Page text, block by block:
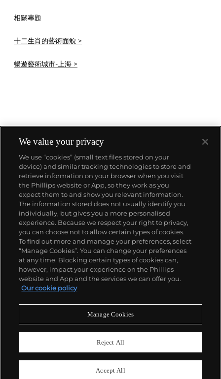
相關專題
十二生肖的藝術面貌 >
暢遊藝術城市-上海 >
關於我們
富藝斯服務
政策
精彩一刻 不容錯過
We value your privacy
We use “cookies” (small text files stored on your
device) and similar tracking technologies to store and
retrieve information on your browser when you visit
the Phillips website or App, so they work as you
expect them to and show you relevant information.
The information stored does not usually identify you
individually, but gives you a more personalised
experience. Because we respect your right to privacy,
you can choose not to allow certain types of cookies.
To find out more and manage your preferences, select
“Manage Cookies”. You can change your preferences
at any time. Blocking certain types of cookies can,
however, impact your experience on the Phillips
website and App and the services we can offer you.
Our cookie policy
Manage Cookies
Reject All
Accept All